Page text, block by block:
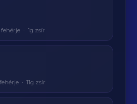
· 1g zsír
· 11g zsír